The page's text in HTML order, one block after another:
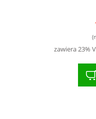
zawiera 23%